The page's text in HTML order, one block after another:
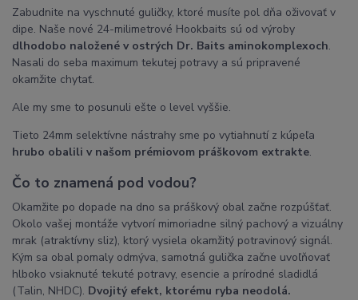
Zabudnite na vyschnuté guličky, ktoré musíte pol dňa oživovať v
dipe. Naše nové 24-milimetrové Hookbaits sú od výroby
dlhodobo naložené v ostrých Dr. Baits aminokomplexoch.
Nasali do seba maximum tekutej potravy a sú pripravené
okamžite chytať.
Ale my sme to posunuli ešte o level vyššie.
Tieto 24mm selektívne nástrahy sme po vytiahnutí z kúpeľa
hrubo obalili v našom prémiovom práškovom extrakte.
Čo to znamená pod vodou?
Okamžite po dopade na dno sa práškový obal začne rozpúšťať.
Okolo vašej montáže vytvorí mimoriadne silný pachový a vizuálny
mrak (atraktívny sliz), ktorý vysiela okamžitý potravinový signál.
Kým sa obal pomaly odmýva, samotná gulička začne uvoľňovať
hlboko vsiaknuté tekuté potravy, esencie a prírodné sladidlá
(Talin, NHDC). Dvojitý efekt, ktorému ryba neodolá.